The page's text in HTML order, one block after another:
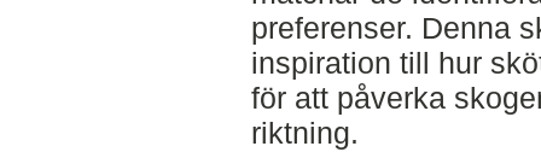
preferenser. Denna
inspiration till hur
för att påverka
riktning.